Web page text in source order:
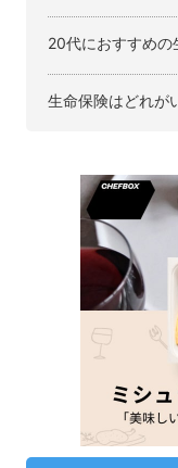
20代におすすめの
生命保険はどれが